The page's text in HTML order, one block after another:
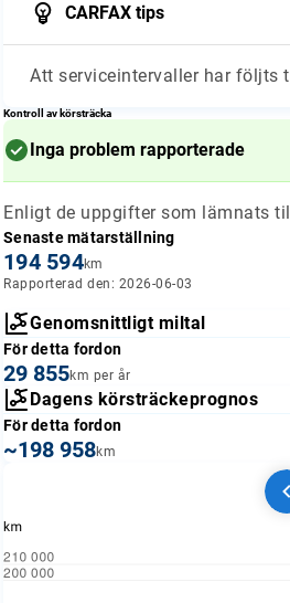
CARFAX tips
Att serviceintervaller har följts
Kontroll av körsträcka
Inga problem rapporterade
Enligt de uppgifter som lämnats
Senaste mätarställning
194 594km
Rapporterad den: 2026-06-03
Genomsnittligt miltal
För detta fordon
29 855km per år
Dagens körsträckeprognos
För detta fordon
~198 958km